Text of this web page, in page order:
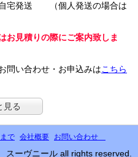
個人発送の場合は
お見積りの際にご案内致しま
お申込みはこちら
見る
で 会社概要 お問い合わせ
ーヴニール all rights reserved.